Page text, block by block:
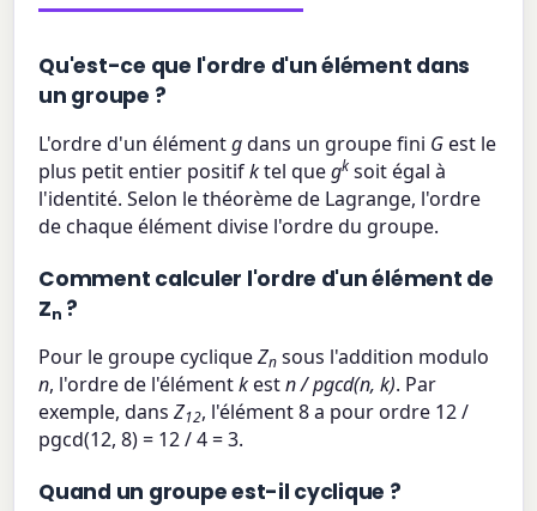
Qu'est-ce que l'ordre d'un élément dans
un groupe ?
L'ordre d'un élémentgdans un groupe fini Gest le
plus petit entier positifktel quegk soit égal à
l'identité. Selon le théorème de Lagrange, l'ordre
de chaque élément divise l'ordre du groupe.
Comment calculer l'ordre d'un élément de
Zn ?
Pour le groupe cycliqueZn sous l'addition modulo
n, l'ordre de l'élémentkestn / pgcd(n, k). Par
exemple, dansZ12, l'élément 8 a pour ordre 12 /
pgcd(12, 8) = 12 / 4 = 3.
Quand un groupe est-il cyclique ?